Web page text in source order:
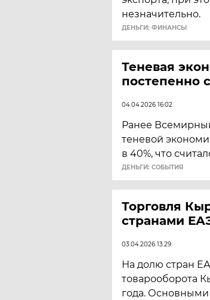
незначительно.
ДЕНЬГИ: ФИНАНСЫ
Теневая
постепенно
04.04.2026 16:02
Ранее
теневой
в 40%, что
ДЕНЬГИ: СОБЫТИЯ
Торговля
странами
03.04.2026 13:29
На долю стран
товарооборота
года.